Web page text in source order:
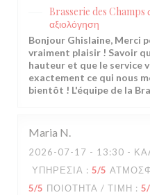
Brasserie des Champs
αξιολόγηση
Bonjour Ghislaine, Merci
vraiment plaisir ! Savoir
hauteur et que le service
exactement ce qui nous
bientôt ! L'équipe de la
Maria N
2026-07-17 - 13:30 -
ΥΠΗΡΕΣΊΑ : 5/5
5/5 ΠΟΙΌΤΗΤΑ / ΤΙΜΉ : 5